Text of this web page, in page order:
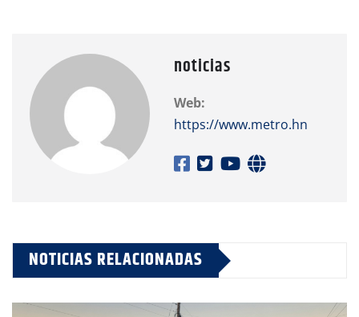
noticias
Web:
https://www.metro.hn
NOTICIAS RELACIONADAS